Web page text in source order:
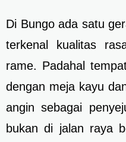
Di Bungo ada satu
terkenal kualitas
rame. Padahal
dengan meja kayu
angin sebagai
bukan di jalan raya